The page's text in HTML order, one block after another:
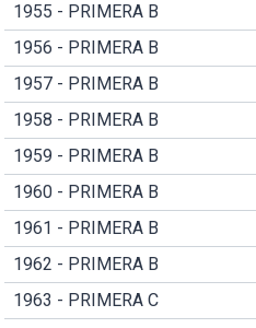
1955 - PRIMERA B
1956 - PRIMERA B
1957 - PRIMERA B
1958 - PRIMERA B
1959 - PRIMERA B
1960 - PRIMERA B
1961 - PRIMERA B
1962 - PRIMERA B
1963 - PRIMERA C